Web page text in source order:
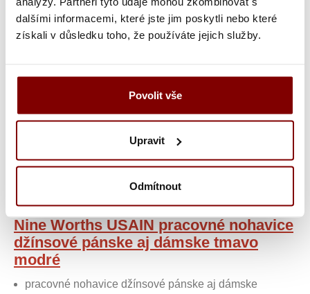
dalšími informacemi, které jste jim poskytli nebo které
získali v důsledku toho, že používáte jejich služby.
Povolit vše
Upravit
Odmítnout
výšivkou
- tovar po vytvorení výšivky nie
výšivky je 10-15 pracovných dní (v čase pred
vianočnými sviatkami sa zdvojnásobí).
Nine Worths USAIN pracovné nohavice
džínsové pánske aj dámske tmavo
modré
pracovné nohavice džínsové pánske aj dámske